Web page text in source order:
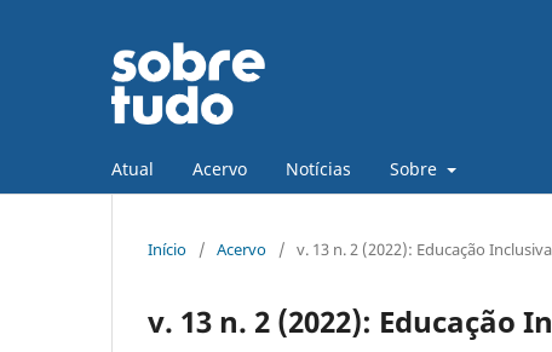
Atual Acervo Notícias Sobre
Início / Acervo / v. 13 n. 2 (2022): Educação
v. 13 n. 2 (2022): Educação